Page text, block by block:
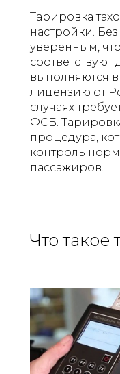
Тарировка
настройки.
уверенным,
соответствуют
выполняются
лицензию от
случаях
ФСБ.
процедура,
контроль
пассажиров.
Что такое